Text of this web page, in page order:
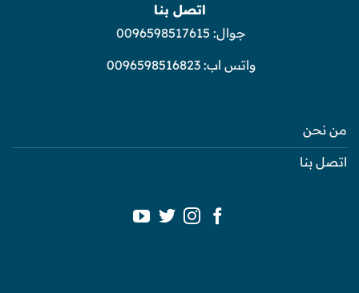
اتصل بنا
جوال: 0096598517615
واتس اب:0096598516823
من نحن
اتصل بنا